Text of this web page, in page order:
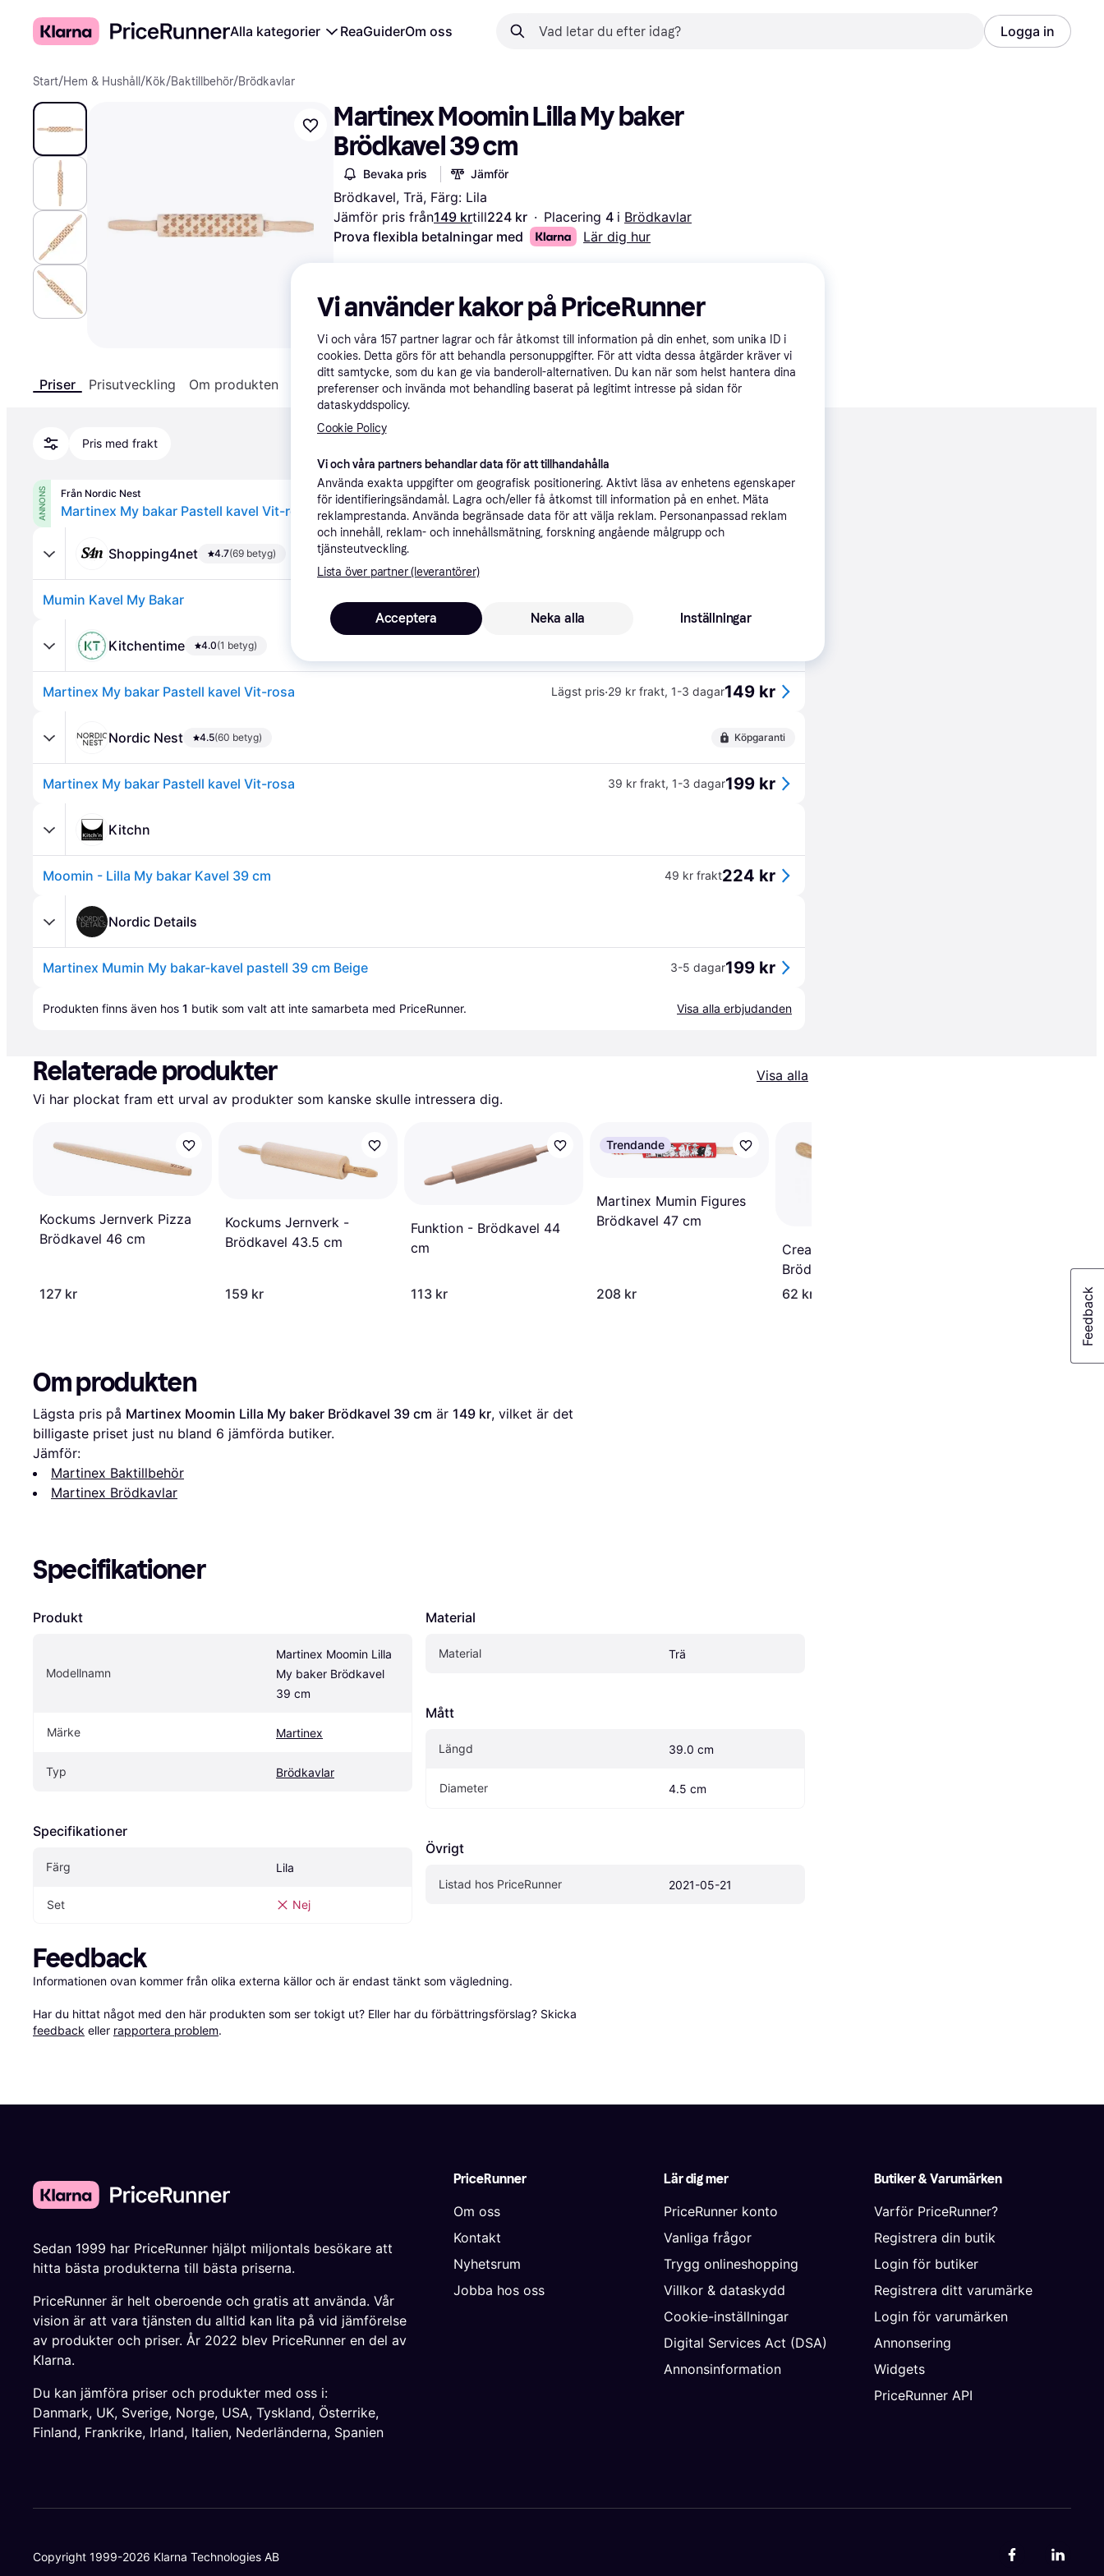
Alla kategorier ReaGuiderOm oss Logga in
Start/Hem & Hushåll /Kök/Baktillbehör/Brödkavlar
Martinex Moomin Lilla My baker
Brödkavel 39 cm
Bevaka pris Jämför
Brödkavel, Trä, Färg: Lila
Jämför pris från149 krtill224 kr · Placering 4 i Brödkavlar
Prova flexibla betalningar med
Lär dig hur
Priser Prisutveckling Om produkten Specifikationer
Pris med frakt
ANNONS Från Nordic Nest
Martinex My bakar Pastell kavel Vit-rosa 39 kr frakt,1-3 dagar199 kr
Shopping4net 4.7(69 betyg)
Mumin Kavel My Bakar
Kitchentime 4.0(1 betyg)
Martinex My bakar Pastell kavel Vit-rosa Lägst pris·29 kr frakt, 1-3 dagar149 kr
Nordic Nest 4.5(60 betyg) Köpgaranti
Martinex My bakar Pastell kavel Vit-rosa 39 kr frakt, 1-3 dagar199 kr
Kitchn
Moomin - Lilla My bakar Kavel 39 cm 49 kr frakt224 kr
Nordic Details
Martinex Mumin My bakar-kavel pastell 39 cm Beige 3-5 dagar199 kr
Produkten finns även hos 1 butik som valt att inte samarbeta med PriceRunner. Visa alla erbjudanden
Relaterade produkter
Visa alla
Vi har plockat fram ett urval av produkter som kanske skulle intressera dig.
Kockums Jernverk Pizza
Brödkavel 46 cm
127 kr
Kockums Jernverk -
Brödkavel 43.5 cm
159 kr
Funktion - Brödkavel 44
cm
113 kr
Trendande
Martinex Mumin Figures
Brödkavel 47 cm
208 kr
Creativ Company -
Brödkavel 23 cm
62 kr
Om produkten
Lägsta pris på Martinex Moomin Lilla My baker Brödkavel 39 cm är 149 kr, vilket är det
billigaste priset just nu bland 6 jämförda butiker.
Jämför:
Martinex Baktillbehör
Martinex Brödkavlar
Specifikationer
Produkt
Modellnamn
Martinex Moomin Lilla
My baker Brödkavel
39 cm
Märke Martinex
Typ Brödkavlar
Specifikationer
Färg Lila
Set Nej
Material
Material Trä
Mått
Längd 39.0 cm
Diameter 4.5 cm
Övrigt
Listad hos PriceRunner 2021-05-21
Feedback
Informationen ovan kommer från olika externa källor och är endast tänkt som vägledning.
Har du hittat något med den här produkten som ser tokigt ut? Eller har du förbättringsförslag? Skicka
feedback eller rapportera problem.
PriceRunner
Om oss
Kontakt
Nyhetsrum
Jobba hos oss
Lär dig mer
PriceRunner konto
Vanliga frågor
Trygg onlineshopping
Villkor & dataskydd
Cookie-inställningar
Digital Services Act (DSA)
Annonsinformation
Butiker & Varumärken
Varför PriceRunner?
Registrera din butik
Login för butiker
Registrera ditt varumärke
Login för varumärken
Annonsering
Widgets
PriceRunner API
Sedan 1999 har PriceRunner hjälpt miljontals besökare att
hitta bästa produkterna till bästa priserna.
PriceRunner är helt oberoende och gratis att använda. Vår
vision är att vara tjänsten du alltid kan lita på vid jämförelse
av produkter och priser. År 2022 blev PriceRunner en del av
Klarna.
Du kan jämföra priser och produkter med oss i:
Danmark, UK, Sverige, Norge, USA, Tyskland, Österrike,
Finland, Frankrike, Irland, Italien, Nederländerna, Spanien
Copyright 1999-2026 Klarna Technologies AB
Vi använder kakor på PriceRunner
Vi och våra 157 partner lagrar och får åtkomst till information på din enhet, som unika ID i
cookies. Detta görs för att behandla personuppgifter. För att vidta dessa åtgärder kräver vi
ditt samtycke, som du kan ge via banderoll-alternativen. Du kan när som helst hantera dina
preferenser och invända mot behandling baserat på legitimt intresse på sidan för
dataskyddspolicy.
Cookie Policy
Vi och våra partners behandlar data för att tillhandahålla
Använda exakta uppgifter om geografisk positionering. Aktivt läsa av enhetens egenskaper
för identifieringsändamål. Lagra och/eller få åtkomst till information på en enhet. Mäta
reklamprestanda. Använda begränsade data för att välja reklam. Personanpassad reklam
och innehåll, reklam- och innehållsmätning, forskning angående målgrupp och
tjänsteutveckling.
Lista över partner (leverantörer)
Neka alla
Acceptera Inställningar